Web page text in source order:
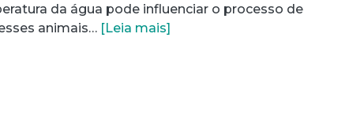
da água pode influenciar o processo de
animais… [Leia mais]